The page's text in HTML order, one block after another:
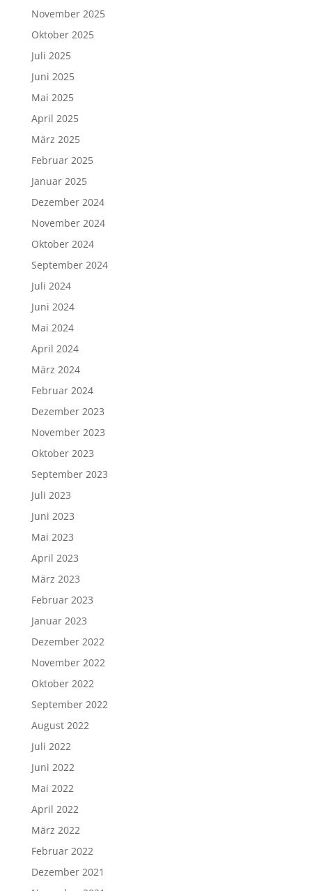
November 2025
Oktober 2025
Juli 2025
Juni 2025
Mai 2025
April 2025
März 2025
Februar 2025
Januar 2025
Dezember 2024
November 2024
Oktober 2024
September 2024
Juli 2024
Juni 2024
Mai 2024
April 2024
März 2024
Februar 2024
Dezember 2023
November 2023
Oktober 2023
September 2023
Juli 2023
Juni 2023
Mai 2023
April 2023
März 2023
Februar 2023
Januar 2023
Dezember 2022
November 2022
Oktober 2022
September 2022
August 2022
Juli 2022
Juni 2022
Mai 2022
April 2022
März 2022
Februar 2022
Dezember 2021